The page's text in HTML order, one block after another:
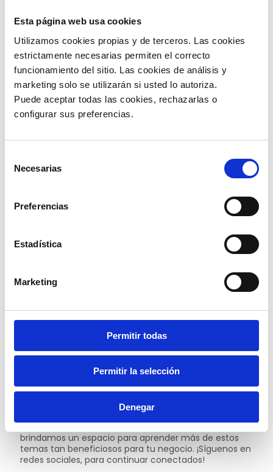
Esta página web usa cookies
Utilizamos cookies propias y de terceros. Las cookies
estrictamente necesarias permiten el correcto
funcionamiento del sitio. Las cookies de análisis y
marketing solo se utilizarán si usted lo autoriza.
Puede aceptar todas las cookies, rechazarlas o
configurar sus preferencias.
Necesarias
Preferencias
Estadística
Marketing
Permitir todas
Permitir la selección
Denegar
DEL RUC
(hasta)
1-2
15 de septiembre de 2022
3-4
21 de septiembre de 2022
5-6
23 de septiembre de 2022
7-8
27 de septiembre de 2022
9-0
29 de septiembre de 2022
presentar el Informe de Cumplimiento Tributario
(ICT) correspondiente al ejercicio fiscal 2021 y sus
1
4
6
20 de septiembre de 2022
7
22 de septiembre de 2022
24 de septiembre de 2022
9
26 de septiembre de 2022
Esperamos esta información haya sido muy útil para
ti. Te agradecemos por acompañarnos en este
artículo. Recuerda queGuruSoft Ecuadorsiempre te
brindamos un espacio para aprender más de estos
temas tan beneficiosos para tu negocio. ¡Síguenos en
redes sociales, para continuar conectados!